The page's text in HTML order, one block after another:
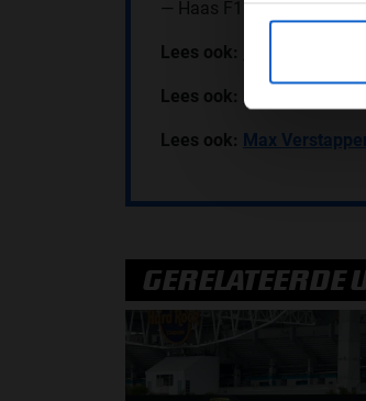
— Haas F1 Team
Lees ook: Lewis
Lees ook: Max
Lees ook: Max
GERELATEERDE